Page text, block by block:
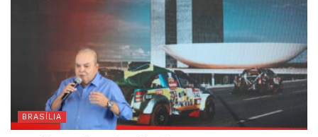
BRASÍLIA